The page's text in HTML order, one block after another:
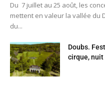
Du 7 juillet au 25 août, les
mettent en valeur la vallée du
du...
Doubs.
cirque,